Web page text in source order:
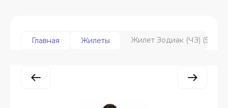
Главная Жилеты Жилет Зодиак (ЧЗ) (52-54)